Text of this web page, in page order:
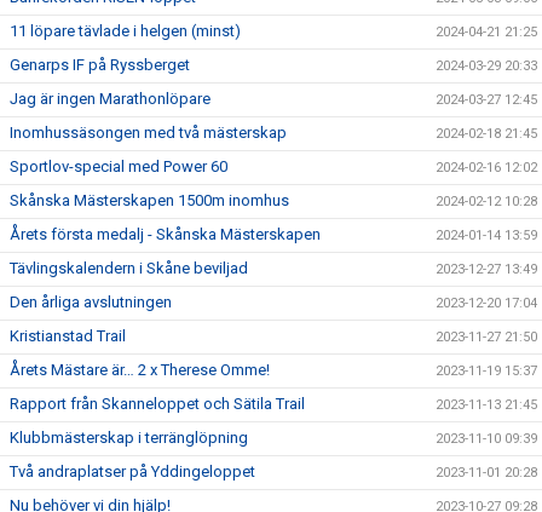
11 löpare tävlade i helgen (minst) 2024-04-21 21:25
Genarps IF på Ryssberget 2024-03-29 20:33
Jag är ingen Marathonlöpare 2024-03-27 12:45
Inomhussäsongen med två mästerskap 2024-02-18 21:45
Sportlov-special med Power 60 2024-02-16 12:02
Skånska Mästerskapen 1500m inomhus 2024-02-12 10:28
Årets första medalj - Skånska Mästerskapen 2024-01-14 13:59
Tävlingskalendern i Skåne beviljad 2023-12-27 13:49
Den årliga avslutningen 2023-12-20 17:04
Kristianstad Trail 2023-11-27 21:50
Årets Mästare är… 2 x Therese Omme! 2023-11-19 15:37
Rapport från Skanneloppet och Sätila Trail 2023-11-13 21:45
Klubbmästerskap i terränglöpning 2023-11-10 09:39
Två andraplatser på Yddingeloppet 2023-11-01 20:28
Nu behöver vi din hjälp! 2023-10-27 09:28